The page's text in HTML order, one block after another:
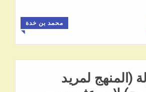
محمد بن خدة
◥
(المنهج لمريد